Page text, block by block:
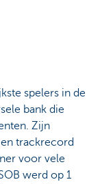
spelers in de
bank die
Zijn
trackrecord
voor vele
werd op 1